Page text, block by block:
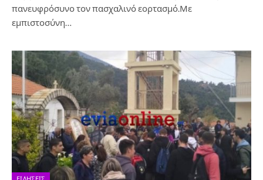
πανευφρόσυνο τον πασχαλινό εορτασμό.Με
εμπιστοσύνη…